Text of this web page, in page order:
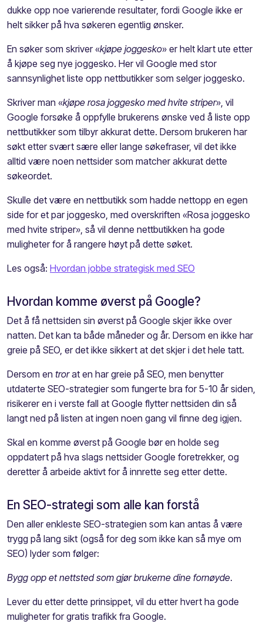
dukke opp noe varierende resultater, fordi Google ikke er
helt sikker på hva søkeren egentlig ønsker.
En søker som skriver «kjøpe joggesko» er helt klart ute etter
å kjøpe seg nye joggesko. Her vil Google med stor
sannsynlighet liste opp nettbutikker som selger joggesko.
Skriver man «kjøpe rosa joggesko med hvite striper», vil
Google forsøke å oppfylle brukerens ønske ved å liste opp
nettbutikker som tilbyr akkurat dette. Dersom brukeren har
søkt etter svært sære eller lange søkefraser, vil det ikke
alltid være noen nettsider som matcher akkurat dette
søkeordet.
Skulle det være en nettbutikk som hadde nettopp en egen
side for et par joggesko, med overskriften «Rosa joggesko
med hvite striper», så vil denne nettbutikken ha gode
muligheter for å rangere høyt på dette søket.
Les også: Hvordan jobbe strategisk med SEO
Hvordan komme øverst på Google?
Det å få nettsiden sin øverst på Google skjer ikke over
natten. Det kan ta både måneder og år. Dersom en ikke har
greie på SEO, er det ikke sikkert at det skjer i det hele tatt.
Dersom en trorat en har greie på SEO, men benytter
utdaterte SEO-strategier som fungerte bra for 5-10 år siden,
risikerer en i verste fall at Google flytter nettsiden din så
langt ned på listen at ingen noen gang vil finne deg igjen.
Skal en komme øverst på Google bør en holde seg
oppdatert på hva slags nettsider Google foretrekker, og
deretter å arbeide aktivt for å innrette seg etter dette.
En SEO-strategi som alle kan forstå
Den aller enkleste SEO-strategien som kan antas å være
trygg på lang sikt (også for deg som ikke kan så mye om
SEO) lyder som følger:
Bygg opp et nettsted som gjør brukerne dine fornøyde.
Lever du etter dette prinsippet, vil du etter hvert ha gode
muligheter for gratis trafikk fra Google.